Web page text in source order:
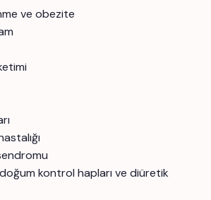
ve obezite
kontrol hapları ve diüretik